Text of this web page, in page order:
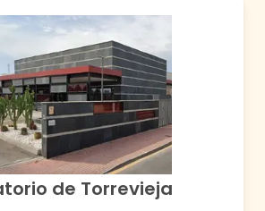
de Torrevieja